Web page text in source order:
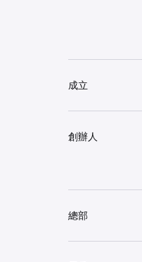
成立
創辦人
總部